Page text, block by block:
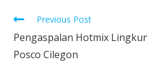
Previous Post
Pengaspalan Hotmix
Posco Cilegon